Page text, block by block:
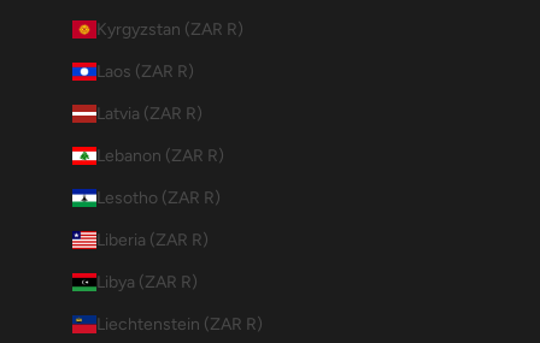
Kyrgyzstan (ZAR R)
Laos (ZAR R)
Latvia (ZAR R)
Lebanon (ZAR R)
Lesotho (ZAR R)
Liberia (ZAR R)
Libya (ZAR R)
Liechtenstein (ZAR R)